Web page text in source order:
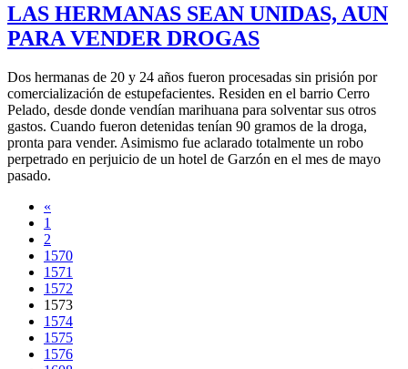
LAS HERMANAS SEAN UNIDAS, AUN
PARA VENDER DROGAS
Dos hermanas de 20 y 24 años fueron procesadas sin prisión por
comercialización de estupefacientes. Residen en el barrio Cerro
Pelado, desde donde vendían marihuana para solventar sus otros
gastos. Cuando fueron detenidas tenían 90 gramos de la droga,
pronta para vender. Asimismo fue aclarado totalmente un robo
perpetrado en perjuicio de un hotel de Garzón en el mes de mayo
pasado.
«
1
2
1570
1571
1572
1573
1574
1575
1576